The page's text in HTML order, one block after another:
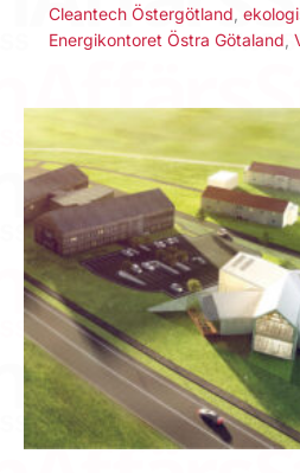
Cleantech Östergötland
Energikontoret Östra Götaland